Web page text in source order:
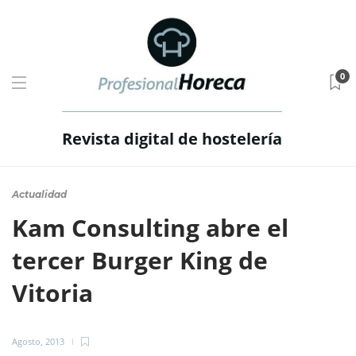
Revista digital de hostelería
0
Actualidad
Kam Consulting abre el
tercer Burger King de
Vitoria
Agosto, 2013